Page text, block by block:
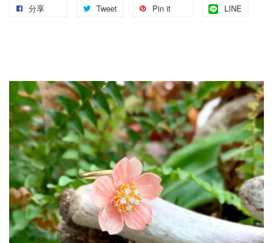
分享 Tweet Pin it LINE